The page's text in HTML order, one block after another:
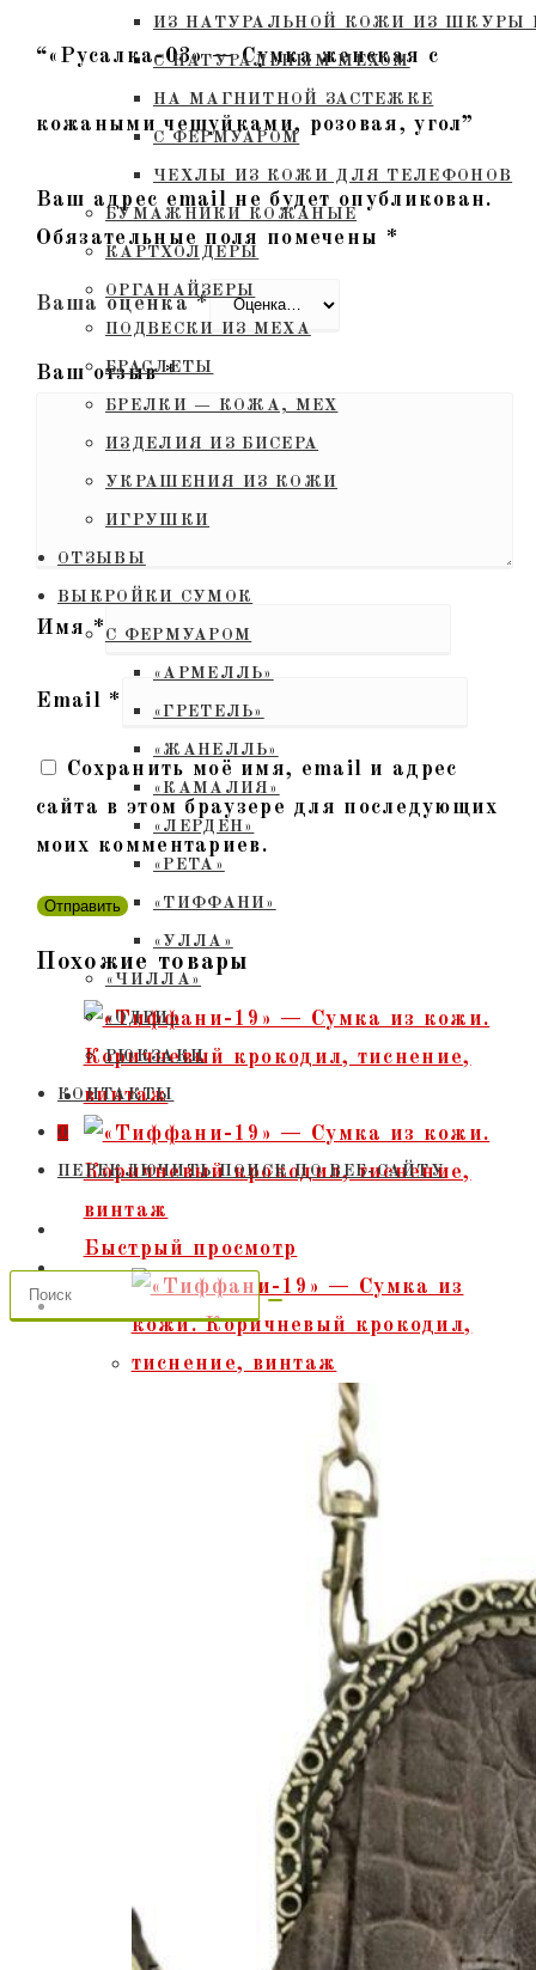
ИЗ НАТУРАЛЬНОЙ КОЖИ ИЗ ШКУРЫ
С НАТУРАЛЬНЫМ МЕХОМ
НА МАГНИТНОЙ ЗАСТЕЖКЕ
С ФЕРМУАРОМ
ЧЕХЛЫ ИЗ КОЖИ ДЛЯ ТЕЛЕФОНОВ
БУМАЖНИКИ КОЖАНЫЕ
КАРТХОЛДЕРЫ
ОРГАНАЙЗЕРЫ
ПОДВЕСКИ ИЗ МЕХА
БРАСЛЕТЫ
БРЕЛКИ — КОЖА, МЕХ
ИЗДЕЛИЯ ИЗ БИСЕРА
УКРАШЕНИЯ ИЗ КОЖИ
ИГРУШКИ
ОТЗЫВЫ
ВЫКРОЙКИ СУМОК
С ФЕРМУАРОМ
«АРМЕЛЛЬ»
«ГРЕТЕЛЬ»
«ЖАНЕЛЛЬ»
«КАМАЛИЯ»
«ЛЕРДЕН»
«РЕТА»
«ТИФФАНИ»
«УЛЛА»
«ЧИЛЛА»
«ОДРИ»
РЮКЗАКИ
КОНТАКТЫ
0
ПЕРЕКЛЮЧИТЬ ПОИСК ПО ВЕБ-САЙТУ
“«Русалка-03» — Сумка женская с
кожаными чешуйками, розовая, угол”
Ваш адрес email не будет опубликован.
Обязательные поля помечены *
Ваша оценка*
Ваш отзыв*
Имя*
Email *
Сохранить моё имя, email и адрес
сайта в этом браузере для последующих
моих комментариев.
Похожие товары
Быстрый просмотр